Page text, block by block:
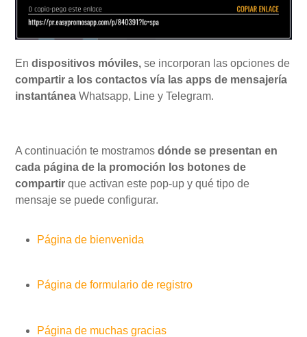
Endispositivos móviles, se incorporan las opciones de
compartir a los contactos vía las apps de mensajería
instantánea Whatsapp, Line y Telegram.
A continuación te mostramosdónde se presentan en
cada página de la promoción los botones de
compartir que activan este pop-up y qué tipo de
mensaje se puede configurar.
Página de bienvenida
Página de formulario de registro
Página de muchas gracias